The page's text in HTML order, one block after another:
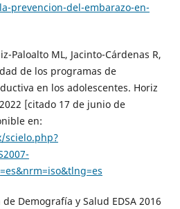
prevencion-del-embarazo-en-
Paloalto ML, Jacinto-Cárdenas R,
de los programas de
en los adolescentes. Horiz
[citado 17 de junio de
en:
scielo.php?
Demografía y Salud EDSA 2016